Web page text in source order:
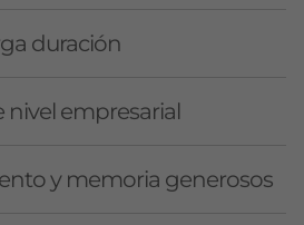
duración
nivel empresarial
y memoria generosos